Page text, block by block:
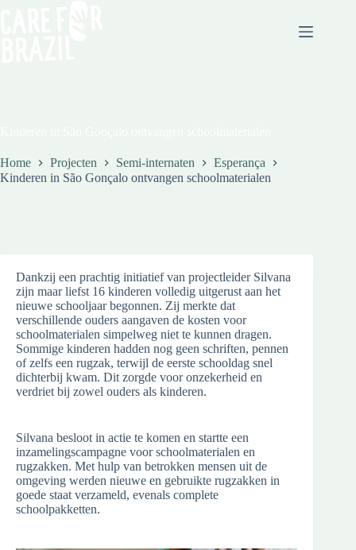
Home Projecten Semi-internaten
Esperança
Kinderen in São Gonçalo ontvangen schoolmaterialen
Dankzij een prachtig initiatief van projectleider Silvana
zijn maar liefst 16 kinderen volledig uitgerust aan het
nieuwe schooljaar begonnen. Zij merkte dat
verschillende ouders aangaven de kosten voor
schoolmaterialen simpelweg niet te kunnen dragen.
Sommige kinderen hadden nog geen schriften, pennen
of zelfs een rugzak, terwijl de eerste schooldag snel
dichterbij kwam. Dit zorgde voor onzekerheid en
verdriet bij zowel ouders als kinderen.
Silvana besloot in actie te komen en startte een
inzamelingscampagne voor schoolmaterialen en
rugzakken. Met hulp van betrokken mensen uit de
omgeving werden nieuwe en gebruikte rugzakken in
goede staat verzameld, evenals complete
schoolpakketten.